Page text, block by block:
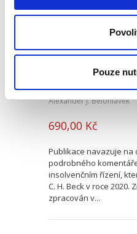
Pouze
Alexander J. Bělohlávek
690,00 Kč
Publikace navazuje
podrobného
insolvenčním řízení,
C. H. Beck v roce 2020.
zpracován v...